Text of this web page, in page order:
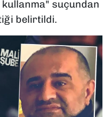
suçundan
belirtildi.